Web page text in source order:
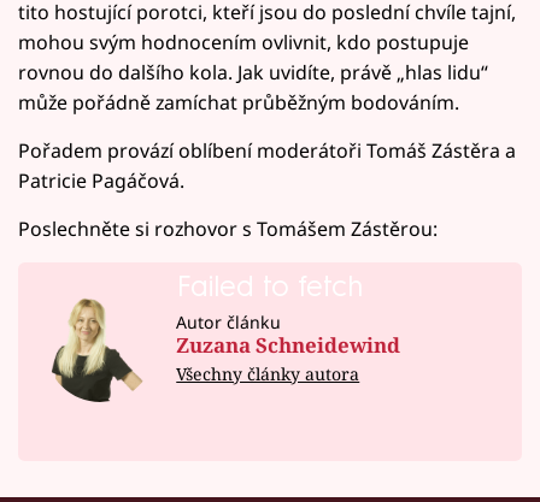
tito hostující porotci, kteří jsou do poslední chvíle tajní,
mohou svým hodnocením ovlivnit, kdo postupuje
rovnou do dalšího kola. Jak uvidíte, právě „hlas lidu“
může pořádně zamíchat průběžným bodováním.
Pořadem provází oblíbení moderátoři Tomáš Zástěra a
Patricie Pagáčová.
Poslechněte si rozhovor s Tomášem Zástěrou:
Failed to fetch
Autor článku
Zuzana Schneidewind
Všechny články autora